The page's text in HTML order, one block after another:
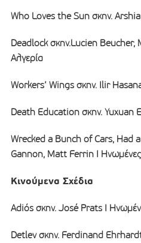
Who Loves the Sun σκην.
Deadlock σκην.Lucien Beucher,
Αλγερία
Workers’ Wings σκην. Ilir
Death Education σκην. Yuxuan
Wrecked a Bunch of Cars, Had
Gannon, Matt Ferrin I Ηνωμένες
Κινούμενα Σχέδια
Adiós σκην. José Prats I
Detlev σκην. Ferdinand